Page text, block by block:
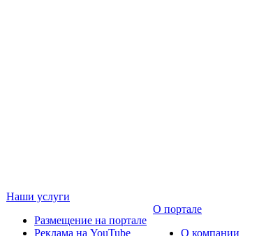
Наши услуги
Размещение на портале
Реклама на YouTube
О портале
О компании